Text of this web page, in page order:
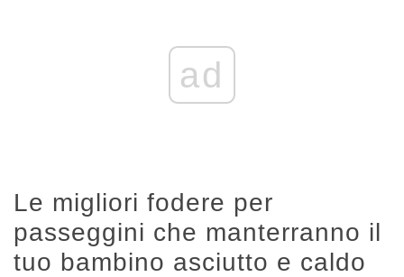
ad
Le migliori fodere per
passeggini che manterranno il
tuo bambino asciutto e caldo